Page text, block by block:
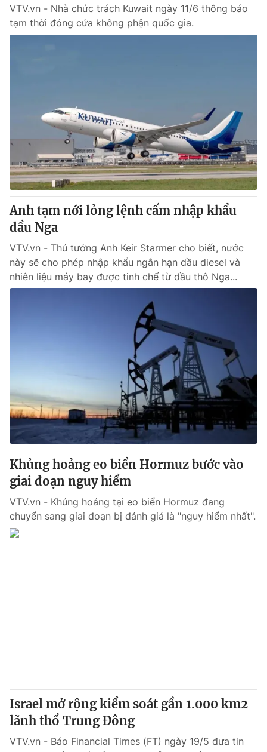
® Cấm sao chép dưới mọi hình thức nếu không có sự chấp
thuận bằng văn bản. Ghi rõ nguồn VTV.vn khi phát hành lại
thông tin từ website này.
VTV.vn - Nhà chức trách Kuwait ngày 11/6 thông báo
tạm thời đóng cửa không phận quốc gia.
Anh tạm nới lỏng lệnh cấm nhập khẩu
dầu Nga
VTV.vn - Thủ tướng Anh Keir Starmer cho biết, nước
này sẽ cho phép nhập khẩu ngắn hạn dầu diesel và
nhiên liệu máy bay được tinh chế từ dầu thô Nga...
Khủng hoảng eo biển Hormuz bước vào
giai đoạn nguy hiểm
VTV.vn - Khủng hoảng tại eo biển Hormuz đang
chuyển sang giai đoạn bị đánh giá là "nguy hiểm nhất".
Israel mở rộng kiểm soát gần 1.000 km2
lãnh thổ Trung Đông
VTV.vn - Báo Financial Times (FT) ngày 19/5 đưa tin